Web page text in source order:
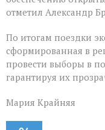
отметил Александр
По итогам поездки
сформированная в
провести выборы в
гарантируя их
Мария Крайняя